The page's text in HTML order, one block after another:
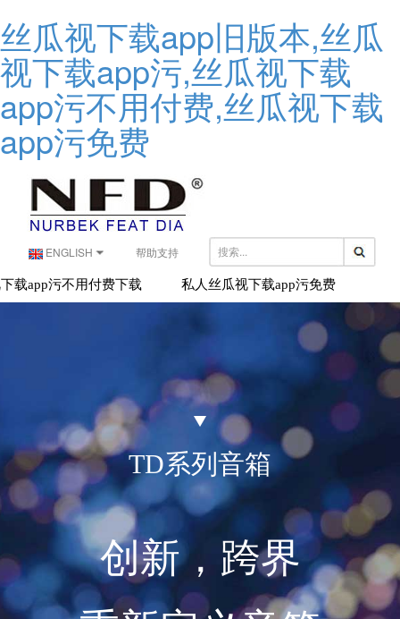
丝瓜视下载app旧版本,丝瓜
视下载app污,丝瓜视下载
app污不用付费,丝瓜视下载
app污免费
ENGLISH 帮助支持
载app污不用付费下载 私人丝瓜视下载app污免费
TD系列音箱
创新，跨界